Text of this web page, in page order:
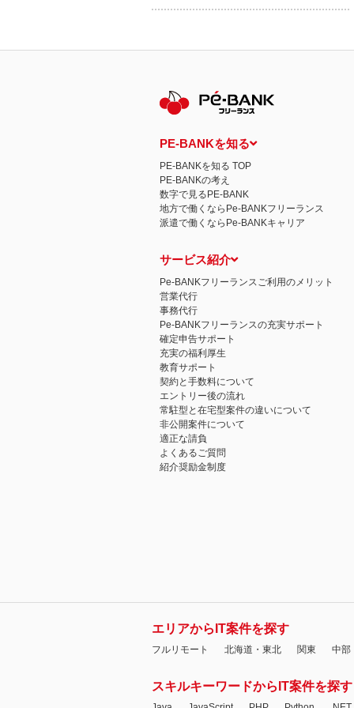
PE-BANKを知る
PE-BANKを知る TOP
PE-BANKの考え
数字で見るPE-BANK
地方で働くならPe-BANKフリーランス
派遣で働くならPe-BANKキャリア
サービス紹介
Pe-BANKフリーランスご利用のメリット
営業代行
事務代行
Pe-BANKフリーランスの充実サポート
確定申告サポート
充実の福利厚生
教育サポート
契約と手数料について
エントリー後の流れ
常駐型と在宅型案件の違いについて
非公開案件について
適正な請負
よくあるご質問
紹介奨励金制度
エリアからIT案件を探す
フルリモート 北海道・東北 関東 中部
スキルキーワードからIT案件を探す